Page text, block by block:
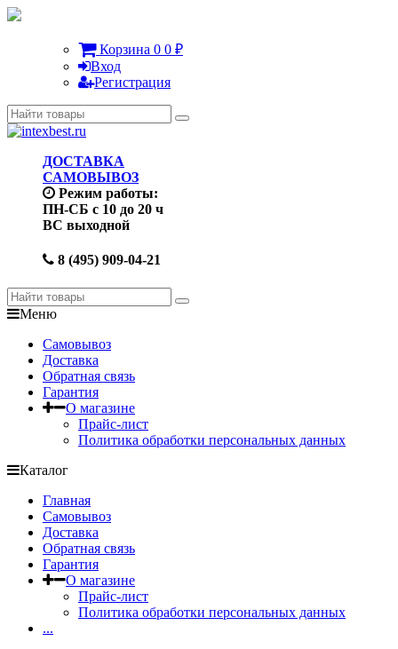
Корзина 0 0 ₽
Вход
Регистрация
ДОСТАВКА
САМОВЫВОЗ
Режим работы:
ПН-СБ с 10 до 20 ч
ВС выходной
8 (495) 909-04-21
Меню
Самовывоз
Доставка
Обратная связь
Гарантия
О магазине
Прайс-лист
Политика обработки персональных данных
Каталог
Главная
Самовывоз
Доставка
Обратная связь
Гарантия
О магазине
Прайс-лист
Политика обработки персональных данных
...